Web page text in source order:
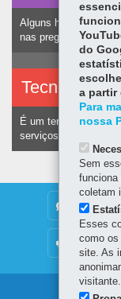
Alguns hábitos
nas pregas vocais e
Tecnologias
É um termo utilizado
serviços voltados a
DENUNCIE
OUVIDORIA
do
a partir
Para
nossa
Sem
funciona
coletam
Esses
como
site. As
visitante.